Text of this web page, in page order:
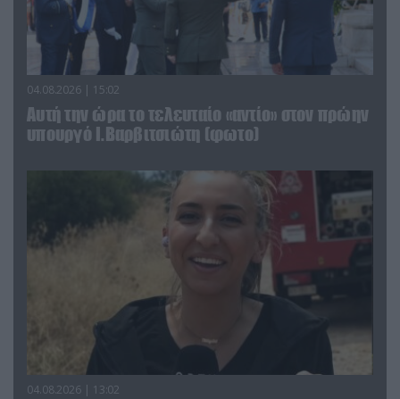
04.08.2026 | 15:02
Αυτή την ώρα το τελευταίο «αντίο» στον πρώην
υπουργό Ι.Βαρβιτσιώτη (φωτο)
04.08.2026 | 13:02